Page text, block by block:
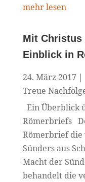
mehr lesen
Mit Christus
Einblick in
24. März 2017 |
Treue
Ein Überblick
Römerbriefs
Römerbrief
Sünders aus
Macht der
behandelt die